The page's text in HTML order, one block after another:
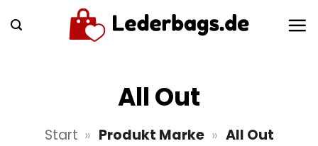
Inhalt
All Out
Start » Produkt Marke » All Out